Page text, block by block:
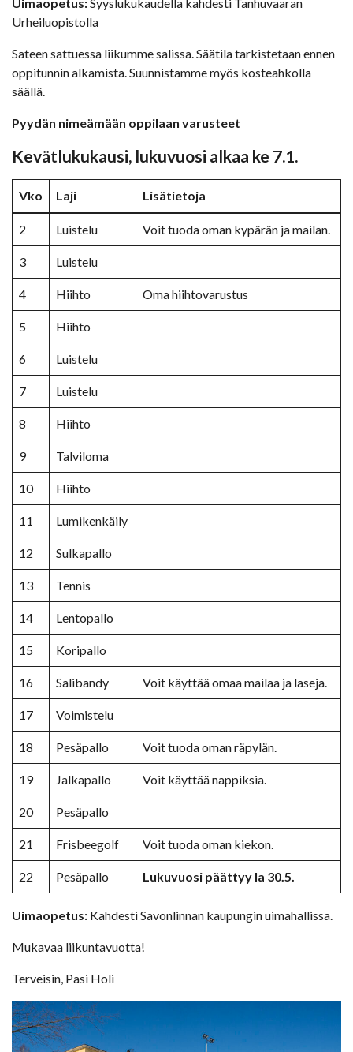
Urheiluopistolla
Sateen sattuessa liikumme salissa. Säätila tarkistetaan ennen
oppitunnin alkamista. Suunnistamme myös kosteahkolla
säällä.
Pyydän nimeämään oppilaan varusteet
Kevätlukukausi, lukuvuosi alkaa ke 7.1.
Vko Laji Lisätietoja
2 Luistelu Voit tuoda oman kypärän ja mailan.
3 Luistelu
4 Hiihto Oma hiihtovarustus
5 Hiihto
6 Luistelu
7 Luistelu
8 Hiihto
9 Talviloma
10 Hiihto
11 Lumikenkäily
12 Sulkapallo
13 Tennis
14 Lentopallo
15 Koripallo
16 Salibandy Voit käyttää omaa mailaa ja laseja.
17 Voimistelu
18 Pesäpallo Voit tuoda oman räpylän.
19 Jalkapallo Voit käyttää nappiksia.
20 Pesäpallo
21 Frisbeegolf Voit tuoda oman kiekon.
22 Pesäpallo Lukuvuosi päättyy la 30.5.
Uimaopetus: Kahdesti Savonlinnan kaupungin uimahallissa.
Mukavaa liikuntavuotta!
Terveisin, Pasi Holi